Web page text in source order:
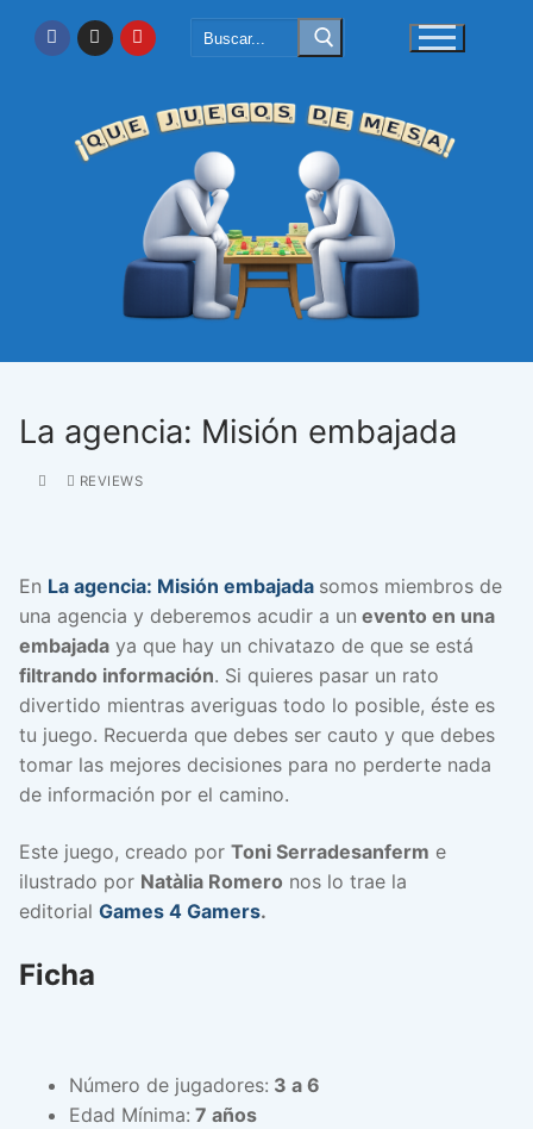
Buscar:
La agencia: Misión embajada
REVIEWS
En La agencia: Misión embajada somos miembros de
una agencia y deberemos acudir a un evento en una
embajada ya que hay un chivatazo de que se está
filtrando información. Si quieres pasar un rato
divertido mientras averiguas todo lo posible, éste es
tu juego. Recuerda que debes ser cauto y que debes
tomar las mejores decisiones para no perderte nada
de información por el camino.
Este juego, creado por Toni Serradesanferm e
ilustrado por Natàlia Romero nos lo trae la
editorial Games 4 Gamers.
Ficha
Número de jugadores: 3 a 6
Edad Mínima: 7 años